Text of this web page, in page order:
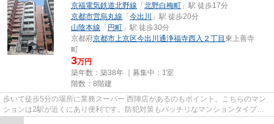
京福電気鉄道北野線 「 北野白梅町 」駅 徒歩17分
京都市営烏丸線 「 今出川
」駅 徒歩20分
山陰本線 「 円町 」駅 徒歩30分
京都府京都市上京区今出川通浄福寺西入２丁目 東上善寺
町
3万円
築年数：築38年 ｜募集中： 1室
階数：8階建
歩いて徒歩5分の場所に業務スーパー 西陣店があるのもポイント。こちらのマン
ションは2駅が近くにあり便利です。防犯対策もバッチリなマンションタイプの